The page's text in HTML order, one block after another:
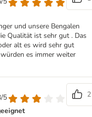
und unsere Bengalen
Qualität ist sehr gut . Das
alt es wird sehr gut
es immer weiter
5
2